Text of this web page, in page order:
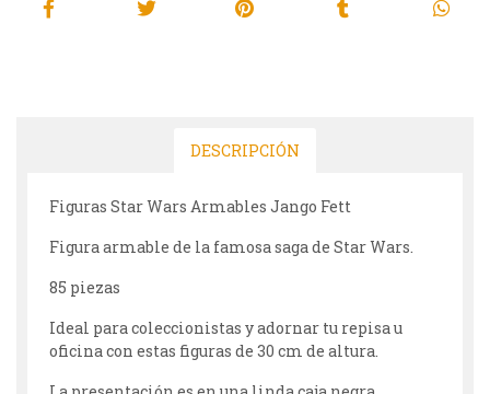
DESCRIPCIÓN
Figuras Star Wars Armables Jango Fett
Figura armable de la famosa saga de Star Wars.
85 piezas
Ideal para coleccionistas y adornar tu repisa u
oficina con estas figuras de 30 cm de altura.